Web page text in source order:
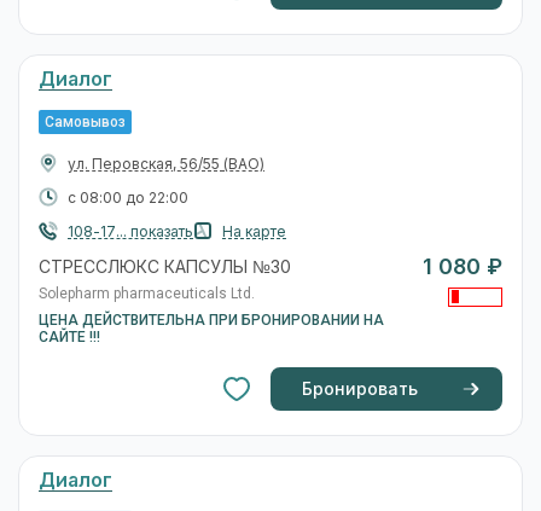
Диалог
Самовывоз
ул. Перовская, 56/55 (ВАО)
с 08:00 до 22:00
108-17... показать
На карте
СТРЕССЛЮКС КАПСУЛЫ №30
Solepharm pharmaceuticals Ltd.
ЦЕНА ДЕЙСТВИТЕЛЬНА ПРИ БРОНИРОВАНИИ НА
САЙТЕ !!!
1 080 ₽
Бронировать
Диалог